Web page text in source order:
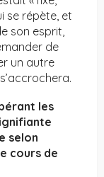
se répète, et
son esprit,
de
un autre
les
selon
cours de